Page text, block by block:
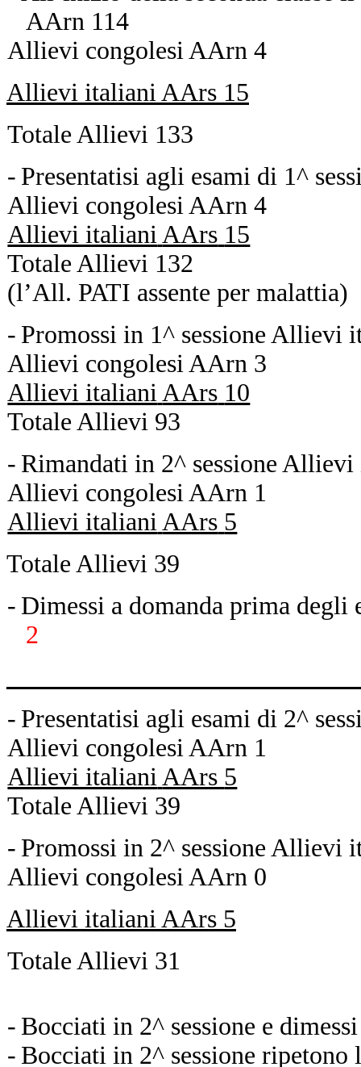
AArn 114
Allievi congolesi AArn 4
Allievi italiani AArs 15
Totale Allievi 133
- Presentatisi agli esami di 1^
Allievi congolesi AArn 4
Allievi italiani AArs 15
Totale Allievi 132
(l’All. PATI assente per malattia)
- Promossi in 1^ sessione Allievi
Allievi congolesi AArn 3
Allievi italiani AArs 10
Totale Allievi 93
- Rimandati in 2^ sessione Allievi
Allievi congolesi AArn 1
Allievi italiani AArs 5
Totale Allievi 39
- Dimessi a domanda prima degli
2
- Presentatisi agli esami di 2^
Allievi congolesi AArn 1
Allievi italiani AArs 5
Totale Allievi 39
- Promossi in 2^ sessione Allievi
Allievi congolesi AArn 0
Allievi italiani AArs 5
Totale Allievi 31
- Bocciati in 2^ sessione e dimessi
- Bocciati in 2^ sessione ripetono